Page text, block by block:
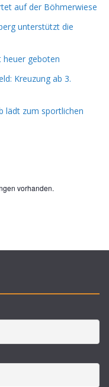
auf der Böhmerwiese
unterstützt die
heuer geboten
Kreuzung ab 3.
lädt zum sportlichen
vorhanden.